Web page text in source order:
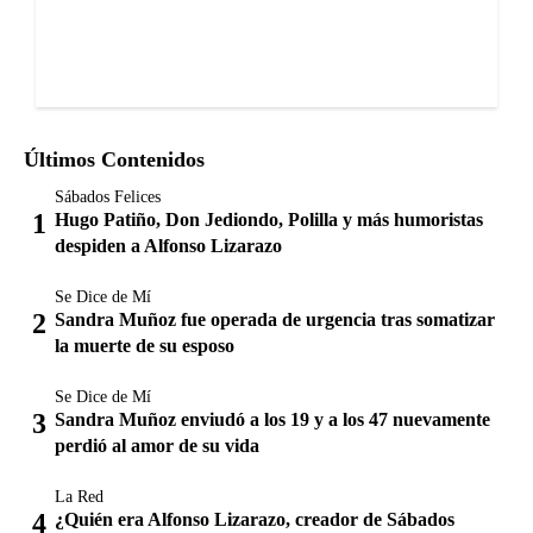
Últimos Contenidos
Sábados Felices
Hugo Patiño, Don Jediondo, Polilla y más humoristas
despiden a Alfonso Lizarazo
Se Dice de Mí
Sandra Muñoz fue operada de urgencia tras somatizar
la muerte de su esposo
Se Dice de Mí
Sandra Muñoz enviudó a los 19 y a los 47 nuevamente
perdió al amor de su vida
La Red
¿Quién era Alfonso Lizarazo, creador de Sábados